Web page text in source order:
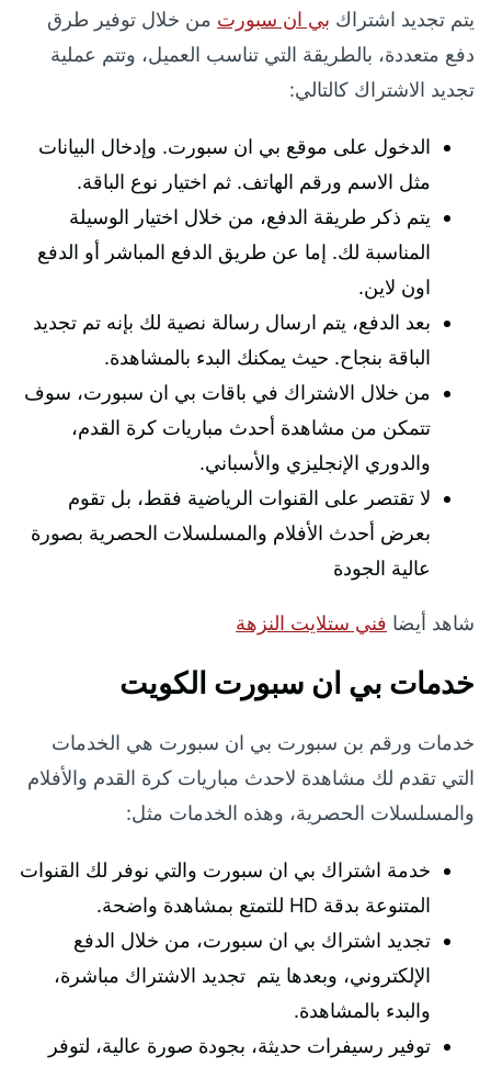
يتم تجديد اشتراك بي ان سبورت من خلال توفير طرق
دفع متعددة، بالطريقة التي تناسب العميل، وتتم عملية
تجديد الاشتراك كالتالي:
الدخول على موقع بي ان سبورت. وإدخال البيانات
مثل الاسم ورقم الهاتف. ثم اختيار نوع الباقة.
يتم ذكر طريقة الدفع، من خلال اختيار الوسيلة
المناسبة لك. إما عن طريق الدفع المباشر أو الدفع
اون لاين.
بعد الدفع، يتم ارسال رسالة نصية لك بإنه تم تجديد
الباقة بنجاح. حيث يمكنك البدء بالمشاهدة.
من خلال الاشتراك في باقات بي ان سبورت، سوف
تتمكن من مشاهدة أحدث مباريات كرة القدم،
والدوري الإنجليزي والأسباني.
لا تقتصر على القنوات الرياضية فقط، بل تقوم
بعرض أحدث الأفلام والمسلسلات الحصرية بصورة
عالية الجودة
شاهد أيضا فني ستلايت النزهة
خدمات بي ان سبورت الكويت
خدمات ورقم بن سبورت بي ان سبورت هي الخدمات
التي تقدم لك مشاهدة لاحدث مباريات كرة القدم والأفلام
والمسلسلات الحصرية، وهذه الخدمات مثل:
خدمة اشتراك بي ان سبورت والتي نوفر لك القنوات
المتنوعة بدقة HD للتمتع بمشاهدة واضحة.
تجديد اشتراك بي ان سبورت، من خلال الدفع
الإلكتروني، وبعدها يتم تجديد الاشتراك مباشرة،
والبدء بالمشاهدة.
توفير رسيفرات حديثة، بجودة صورة عالية، لتوفر